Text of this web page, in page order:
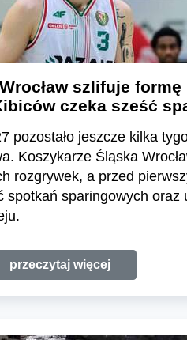
szlifuje formę
czeka sześć
pozostało jeszcze kilka
Koszykarze Śląska
rozgrywek, a przed
sparingowych oraz
przeczytaj więcej